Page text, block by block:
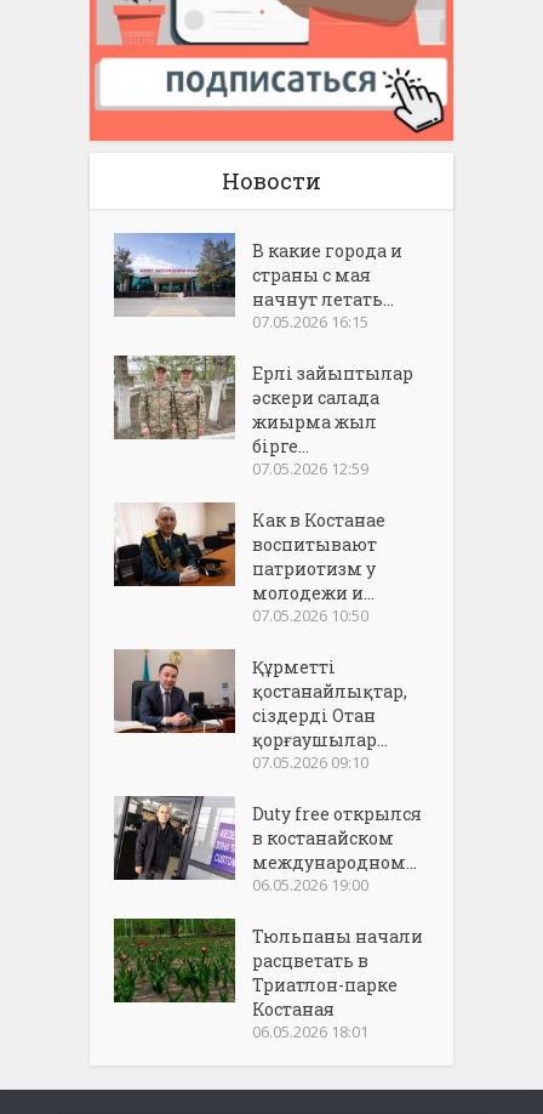
Новости
В какие города и
страны с мая
начнут летать...
07.05.2026 16:15
Ерлі зайыптылар
әскери салада
жиырма жыл
бірге...
07.05.2026 12:59
Как в Костанае
воспитывают
патриотизм у
молодежи и...
07.05.2026 10:50
Құрметті
қостанайлықтар,
сіздерді Отан
қорғаушылар...
07.05.2026 09:10
Duty free открылся
в костанайском
международном...
06.05.2026 19:00
Тюльпаны начали
расцветать в
Триатлон-парке
Костаная
06.05.2026 18:01